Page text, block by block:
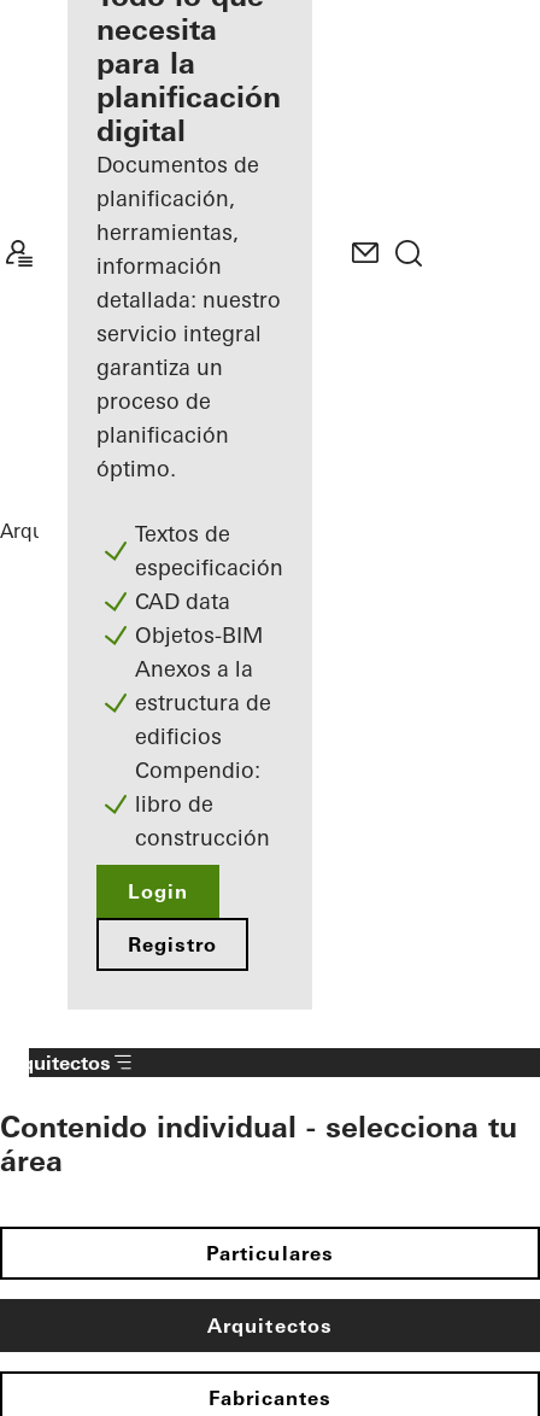
registrado
Descubre
mi área
de
trabajo
necesita
para la
planificación
digital
Documentos de
planificación,
herramientas,
información
detallada: nuestro
servicio integral
garantiza un
proceso de
planificación
óptimo.
Textos de
especificación
CAD data
Objetos-BIM
Anexos a la
estructura de
edificios
Compendio:
libro de
construcción
Login
Registro
Arquitectos ReferenciasHighlights
Arquitectos
Contenido individual - selecciona tu
área
Particulares
Arquitectos
Fabricantes